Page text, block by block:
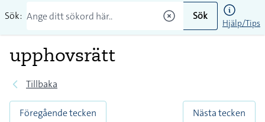
Sök: Sök
Hjälp/Tips
upphovsrätt
Tillbaka
Föregående tecken
Nästa tecken